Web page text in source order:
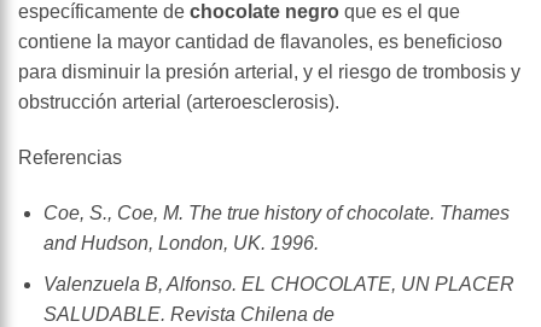
específicamente de chocolate negro que es el que
contiene la mayor cantidad de flavanoles, es beneficioso
para disminuir la presión arterial, y el riesgo de trombosis y
obstrucción arterial (arteroesclerosis).
Referencias
Coe, S., Coe, M. The true history of chocolate. Thames
and Hudson, London, UK. 1996.
Valenzuela B, Alfonso. EL CHOCOLATE, UN PLACER
SALUDABLE. Revista Chilena de